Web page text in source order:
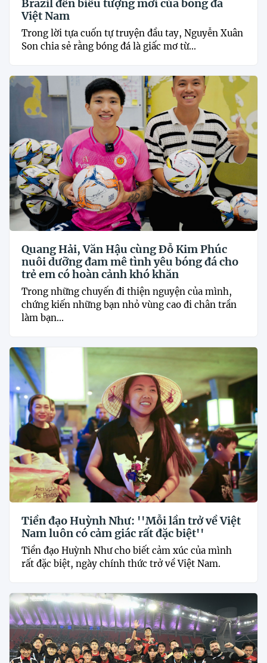
Brazil đến biểu tượng mới của bóng đá
Việt Nam
Trong lời tựa cuốn tự truyện đầu tay, Nguyễn Xuân
Son chia sẻ rằng bóng đá là giấc mơ từ...
Quang Hải, Văn Hậu cùng Đỗ Kim Phúc
nuôi dưỡng đam mê tình yêu bóng đá cho
trẻ em có hoàn cảnh khó khăn
Trong những chuyến đi thiện nguyện của mình,
chứng kiến những bạn nhỏ vùng cao đi chân trần
làm bạn...
Tiền đạo Huỳnh Như: ''Mỗi lần trở về Việt
Nam luôn có cảm giác rất đặc biệt''
Tiền đạo Huỳnh Như cho biết cảm xúc của mình
rất đặc biệt, ngày chính thức trở về Việt Nam.